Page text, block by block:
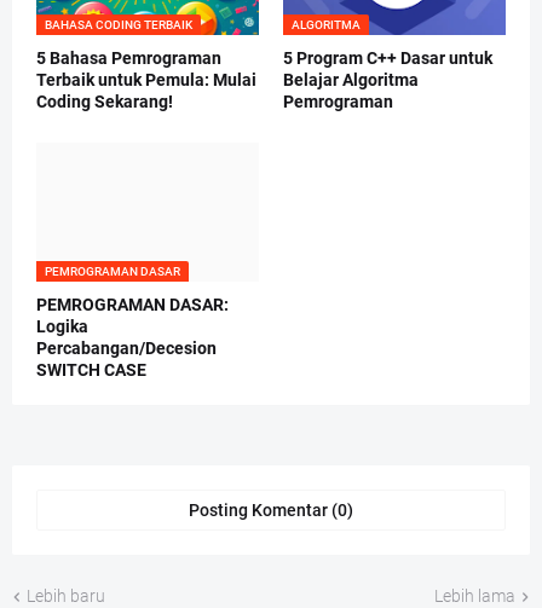
BAHASA CODING TERBAIK
5 Bahasa Pemrograman
Terbaik untuk Pemula: Mulai
Coding Sekarang!
ALGORITMA
5 Program C++ Dasar untuk
Belajar Algoritma
Pemrograman
PEMROGRAMAN DASAR
PEMROGRAMAN DASAR:
Logika
Percabangan/Decesion
SWITCH CASE
Posting Komentar (0)
Lebih baru Lebih lama